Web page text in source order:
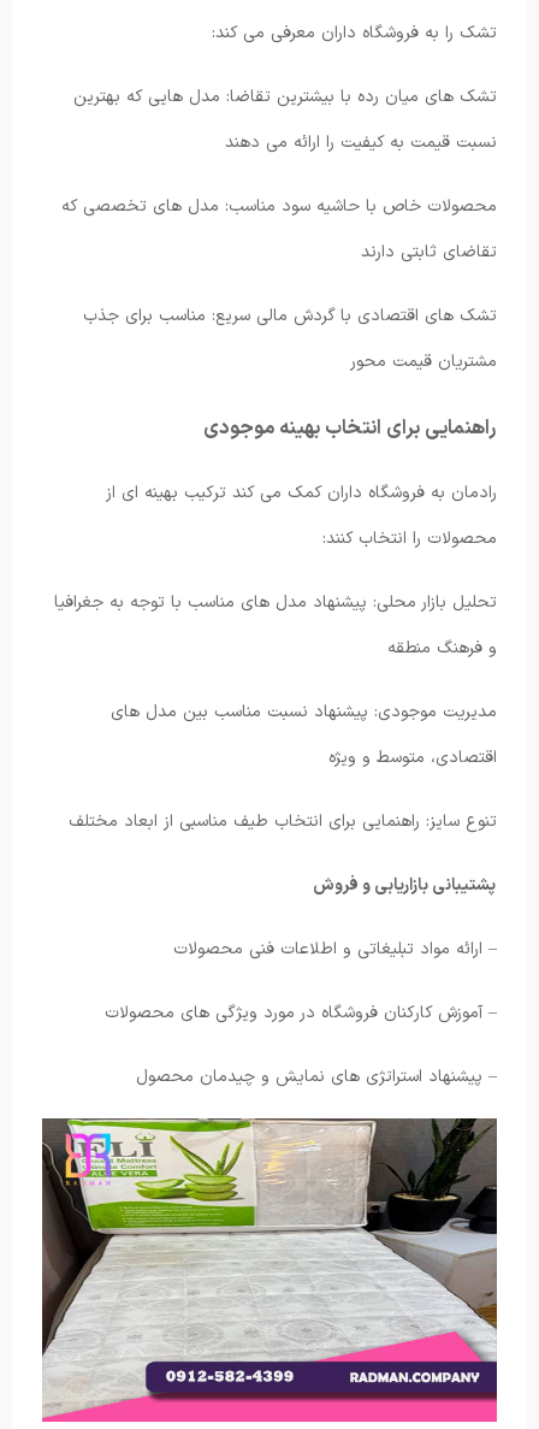
تشک را به فروشگاه داران معرفی می کند:
تشک های میان رده با بیشترین تقاضا: مدل هایی که بهترین
نسبت قیمت به کیفیت را ارائه می دهند
محصولات خاص با حاشیه سود مناسب: مدل های تخصصی که
تقاضای ثابتی دارند
تشک های اقتصادی با گردش مالی سریع: مناسب برای جذب
مشتریان قیمت محور
راهنمایی برای انتخاب بهینه موجودی
رادمان به فروشگاه داران کمک می کند ترکیب بهینه ای از
محصولات را انتخاب کنند:
تحلیل بازار محلی: پیشنهاد مدل های مناسب با توجه به جغرافیا
و فرهنگ منطقه
مدیریت موجودی: پیشنهاد نسبت مناسب بین مدل های
اقتصادی، متوسط و ویژه
تنوع سایز: راهنمایی برای انتخاب طیف مناسبی از ابعاد مختلف
پشتیبانی بازاریابی و فروش
– ارائه مواد تبلیغاتی و اطلاعات فنی محصولات
– آموزش کارکنان فروشگاه در مورد ویژگی های محصولات
– پیشنهاد استراتژی های نمایش و چیدمان محصول